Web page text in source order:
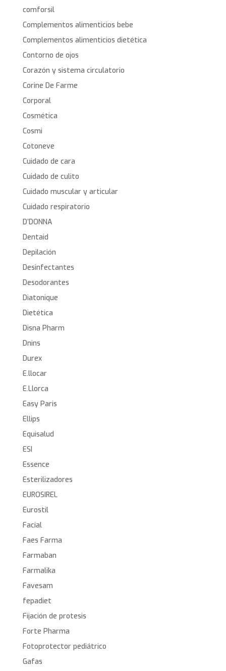
comforsil
Complementos alimenticios bebe
Complementos alimenticios dietética
Contorno de ojos
Corazón y sistema circulatorio
Corine De Farme
Corporal
Cosmética
Cosmi
Cotoneve
Cuidado de cara
Cuidado de culito
Cuidado muscular y articular
Cuidado respiratorio
D’DONNA
Dentaid
Depilación
Desinfectantes
Desodorantes
Diatonique
Dietética
Disna Pharm
Dnins
Durex
E.llocar
E.Llorca
Easy Paris
Ellips
Equisalud
ESI
Essence
Esterilizadores
EUROSIREL
Eurostil
Facial
Faes Farma
Farmaban
Farmalika
Favesam
fepadiet
Fijación de protesis
Forte Pharma
Fotoprotector pediátrico
Gafas